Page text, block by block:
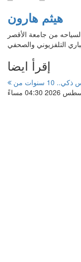
هيثم هارون
من جامعة الأقصر
إقرأ ايضا